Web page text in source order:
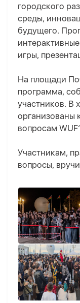
городского
среды,
будущего.
игры,
На площади
программа,
участников. В
организованы
вопросам
Участникам,
вопросы,